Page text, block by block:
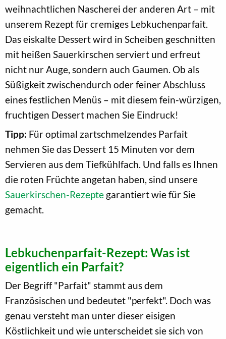
weihnachtlichen Nascherei der anderen Art – mit
unserem Rezept für cremiges Lebkuchenparfait.
Das eiskalte Dessert wird in Scheiben geschnitten
mit heißen Sauerkirschen serviert und erfreut
nicht nur Auge, sondern auch Gaumen. Ob als
Süßigkeit zwischendurch oder feiner Abschluss
eines festlichen Menüs – mit diesem fein-würzigen,
fruchtigen Dessert machen Sie Eindruck!
Tipp: Für optimal zartschmelzendes Parfait
nehmen Sie das Dessert 15 Minuten vor dem
Servieren aus dem Tiefkühlfach. Und falls es Ihnen
die roten Früchte angetan haben, sind unsere
Sauerkirschen-Rezepte garantiert wie für Sie
gemacht.
Lebkuchenparfait-Rezept: Was ist
eigentlich ein Parfait?
Der Begriff "Parfait" stammt aus dem
Französischen und bedeutet "perfekt". Doch was
genau versteht man unter dieser eisigen
Köstlichkeit und wie unterscheidet sie sich von